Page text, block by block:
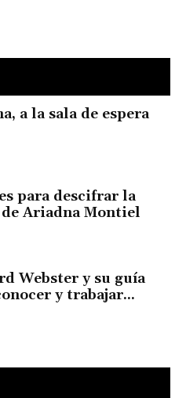
a la sala de espera
para descifrar la
Ariadna Montiel
Webster y su guía
y trabajar...